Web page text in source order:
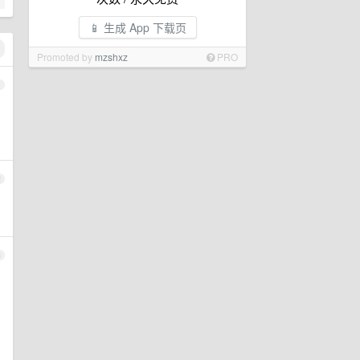
📱 生成 App 下载页
Promoted by mzshxz PRO